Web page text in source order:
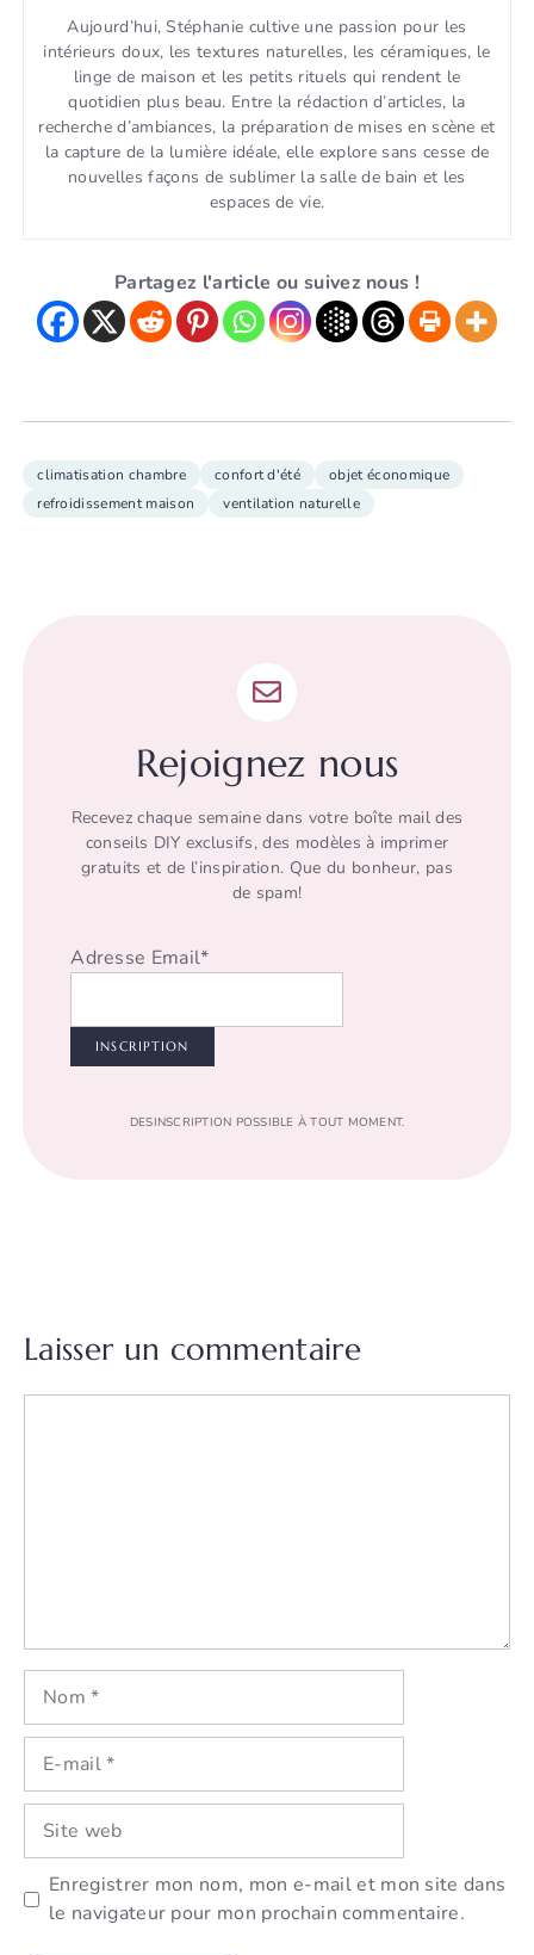
Aujourd’hui, Stéphanie cultive une passion pour les
intérieurs doux, les textures naturelles, les céramiques, le
linge de maison et les petits rituels qui rendent le
quotidien plus beau. Entre la rédaction d’articles, la
recherche d’ambiances, la préparation de mises en scène et
la capture de la lumière idéale, elle explore sans cesse de
nouvelles façons de sublimer la salle de bain et les
espaces de vie.
Partagez l'article ou suivez nous !
climatisation chambre confort d'été
objet économique
refroidissement maison
ventilation naturelle
Rejoignez nous
Recevez chaque semaine dans votre boîte mail des
conseils DIY exclusifs, des modèles à imprimer
gratuits et de l’inspiration. Que du bonheur, pas
de spam!
Adresse Email*
DESINSCRIPTION POSSIBLE À TOUT MOMENT.
Laisser un commentaire
Nom
mail
Site
web
Enregistrer mon nom, mon e-mail et mon site dans
le navigateur pour mon prochain commentaire.